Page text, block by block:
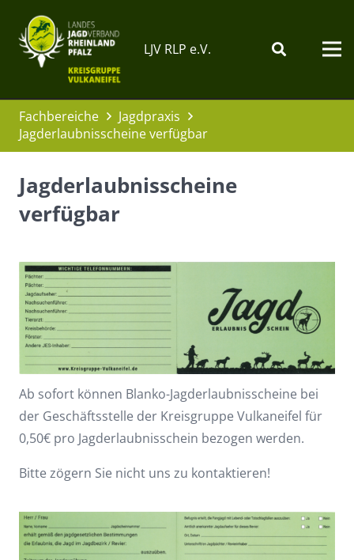
LJV RLP e.V.
Fachbereiche
Jagdpraxis
Jagderlaubnisscheine verfügbar
Jagderlaubnisscheine
verfügbar
Ab sofort können Blanko-Jagderlaubnisscheine bei
der Geschäftsstelle der Kreisgruppe Vulkaneifel für
0,50€ pro Jagderlaubnisschein bezogen werden.
Bitte zögern Sie nicht uns zu kontaktieren!